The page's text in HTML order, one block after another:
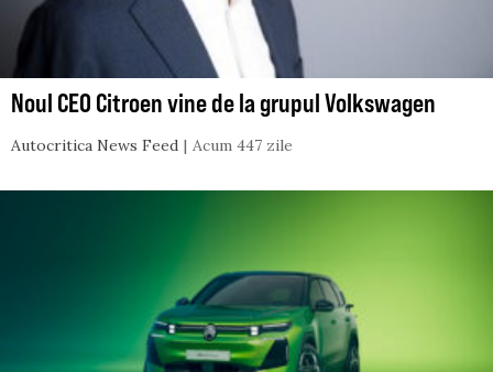
Noul CEO Citroen vine de la grupul Volkswagen
Autocritica News Feed Acum 447 zile